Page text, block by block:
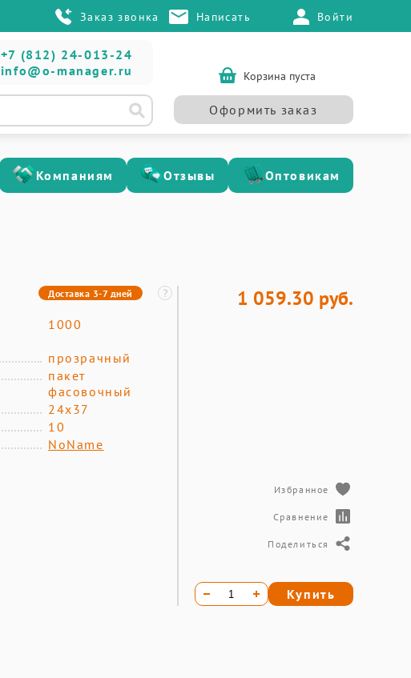
Заказ звонка Написать Войти
+7 (812) 24-013-24
info@o-manager.ru
Корзина пуста
Оформить заказ
Компаниям Отзывы Оптовикам
Доставка 3-7 дней
1000
прозрачный
пакет
фасовочный
24х37
10
NoName
1 059.30 руб.
Избранное
Сравнение
Поделиться
Купить